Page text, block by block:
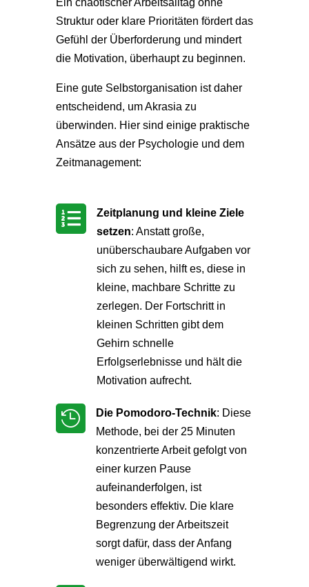
Struktur oder klare Prioritäten fördert das
Gefühl der Überforderung und mindert
die Motivation, überhaupt zu beginnen.
Eine gute Selbstorganisation ist daher
entscheidend, um Akrasia zu
überwinden. Hier sind einige praktische
Ansätze aus der Psychologie und dem
Zeitmanagement:

Zeitplanung und kleine Ziele
setzen: Anstatt große,
unüberschaubare Aufgaben vor
sich zu sehen, hilft es, diese in
kleine, machbare Schritte zu
zerlegen. Der Fortschritt in
kleinen Schritten gibt dem
Gehirn schnelle
Erfolgserlebnisse und hält die
Motivation aufrecht.
 Die Pomodoro-Technik: Diese
Methode, bei der 25 Minuten
konzentrierte Arbeit gefolgt von
einer kurzen Pause
aufeinanderfolgen, ist
besonders effektiv. Die klare
Begrenzung der Arbeitszeit
sorgt dafür, dass der Anfang
weniger überwältigend wirkt.